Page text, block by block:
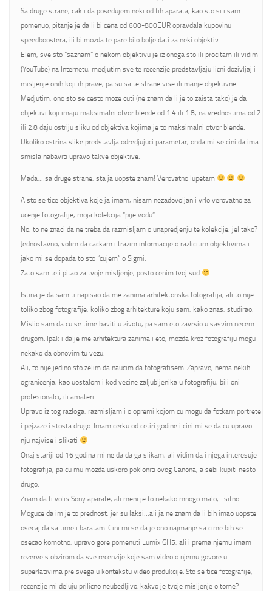
Sa druge strane, cak i da posedujem neki od tih aparata, kao sto si i sam
pomenuo, pitanje je da li bi cena od 600-800EUR opravdala kupovinu
speedboostera, ili bi mozda te pare bilo bolje dati za neki objektiv.
Elem, sve sto “saznam” o nekom objektivu je iz onoga sto ili procitam ili vidim
(YouTube) na Internetu, medjutim sve te recenzije predstavljaju licni dozivljaj i
misljenje onih koji ih prave, pa su sa te strane vise ili manje objektivne.
Medjutim, ono sto se cesto moze cuti (ne znam da li je to zaista tako) je da
objektivi koji imaju maksimalni otvor blende od 1.4 ili 1.8, na vrednostima od 2
ili 2.8 daju ostriju sliku od objektiva kojima je to maksimalni otvor blende.
Ukoliko ostrina slike predstavlja odredjujuci parametar, onda mi se cini da ima
smisla nabaviti upravo takve objektive.
Mada,…sa druge strane, sta ja uopste znam! Verovatno lupetam
A sto se tice objektiva koje ja imam, nisam nezadovoljan i vrlo verovatno za
ucenje fotografije, moja kolekcija “pije vodu”.
No, to ne znaci da ne treba da razmisljam o unapredjenju te kolekcije, jel tako?
Jednostavno, volim da cackam i trazim informacije o razlicitim objektivima i
jako mi se dopada to sto “cujem” o Sigmi.
Zato sam te i pitao za tvoje misljenje, posto cenim tvoj sud
Istina je da sam ti napisao da me zanima arhitektonska fotografija, ali to nije
toliko zbog fotografije, koliko zbog arhitekture koju sam, kako znas, studirao.
Mislio sam da cu se time baviti u zivotu, pa sam eto zavrsio u sasvim necem
drugom. Ipak i dalje me arhitektura zanima i eto, mozda kroz fotografiju mogu
nekako da obnovim tu vezu.
Ali, to nije jedino sto zelim da naucim da fotografisem. Zapravo, nema nekih
ogranicenja, kao uostalom i kod vecine zaljubljenika u fotografiju, bili oni
profesionalci, ili amateri.
Upravo iz tog razloga, razmisljam i o opremi kojom cu mogu da fotkam portrete
i pejzaze i stosta drugo. Imam cerku od cetiri godine i cini mi se da cu upravo
nju najvise i slikati
Onaj stariji od 16 godina mi ne da da ga slikam, ali vidim da i njega interesuje
fotografija, pa cu mu mozda uskoro pokloniti ovog Canona, a sebi kupiti nesto
drugo.
Znam da ti volis Sony aparate, ali meni je to nekako mnogo malo,…sitno.
Moguce da im je to prednost, jer su laksi…ali ja ne znam da li bih imao uopste
osecaj da sa time i baratam. Cini mi se da je ono najmanje sa cime bih se
osecao komotno, upravo gore pomenuti Lumix GH5, ali i prema njemu imam
rezerve s obzirom da sve recenzije koje sam video o njemu govore u
superlativima pre svega u kontekstu video produkcije. Sto se tice fotografije,
recenzije mi deluju prilicno neubedljivo. kakvo je tvoje misljenje o tome?